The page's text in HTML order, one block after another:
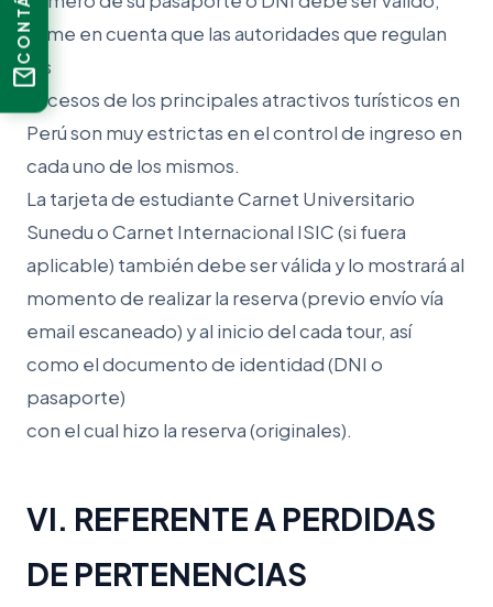
tome en cuenta que las autoridades que regulan
los
accesos de los principales atractivos turísticos en
Perú son muy estrictas en el control de ingreso en
cada uno de los mismos.
La tarjeta de estudiante Carnet Universitario
Sunedu o Carnet Internacional ISIC (si fuera
aplicable) también debe ser válida y lo mostrará al
momento de realizar la reserva (previo envío vía
email escaneado) y al inicio del cada tour, así
como el documento de identidad (DNI o
pasaporte)
con el cual hizo la reserva (originales).
VI. REFERENTE A PERDIDAS
DE PERTENENCIAS
mail